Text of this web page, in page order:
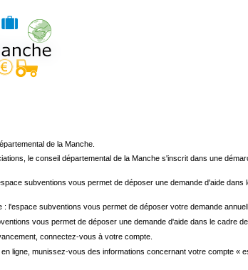
de la Manche.
le conseil départemental de la Manche s'inscrit dans une
subventions vous permet de déposer une demande d'aide
l'espace subventions vous permet de déposer votre demande
vous permet de déposer une demande d'aide dans le cadre
connectez-vous à votre compte.
ligne, munissez-vous des informations concernant votre compte «